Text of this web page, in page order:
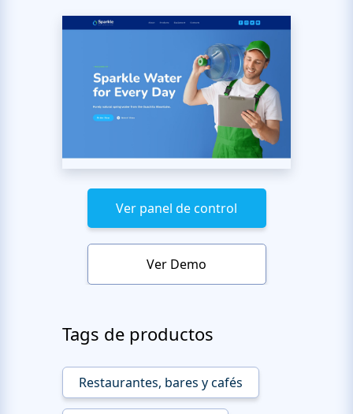
Ver panel de control
Ver Demo
Tags de productos
Restaurantes, bares y cafés